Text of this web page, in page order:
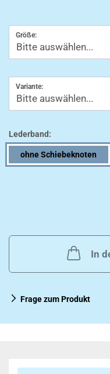
Größe:
Variante:
Lederband:
ohne Schiebeknoten
In
Frage zum Produkt